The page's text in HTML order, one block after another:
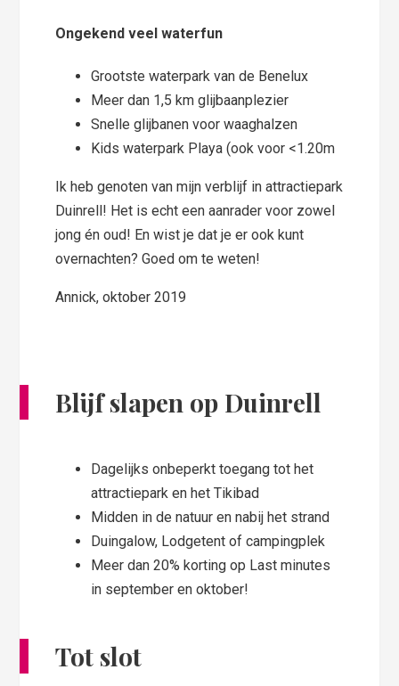
Ongekend veel waterfun
Grootste waterpark van de Benelux
Meer dan 1,5 km glijbaanplezier
Snelle glijbanen voor waaghalzen
Kids waterpark Playa (ook voor <1.20m
Ik heb genoten van mijn verblijf in attractiepark
Duinrell! Het is echt een aanrader voor zowel
jong én oud! En wist je dat je er ook kunt
overnachten? Goed om te weten!
Annick, oktober 2019
Blijf slapen op Duinrell
Dagelijks onbeperkt toegang tot het
attractiepark en het Tikibad
Midden in de natuur en nabij het strand
Duingalow, Lodgetent of campingplek
Meer dan 20% korting op Last minutes
in september en oktober!
Tot slot